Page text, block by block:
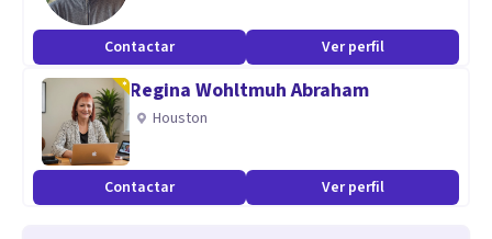
Contactar Ver perfil
Regina Wohltmuh Abraham
Houston
Contactar Ver perfil